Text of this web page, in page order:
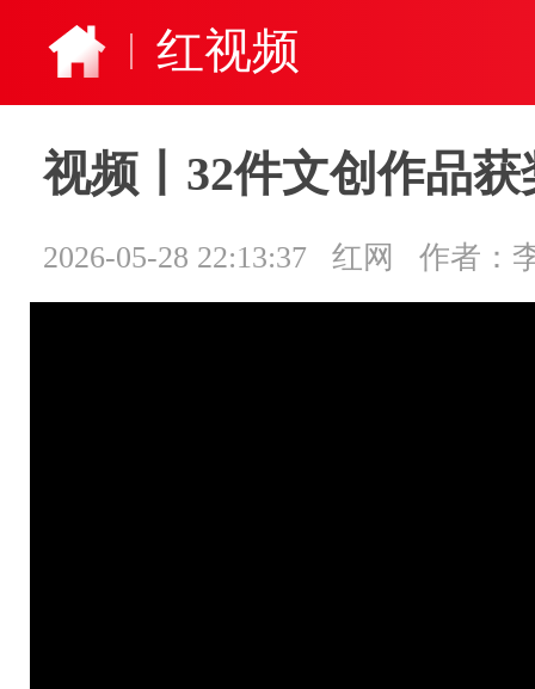
红视频
视频丨32件文创作品
2026-05-28 22:13:37 红网 作者：